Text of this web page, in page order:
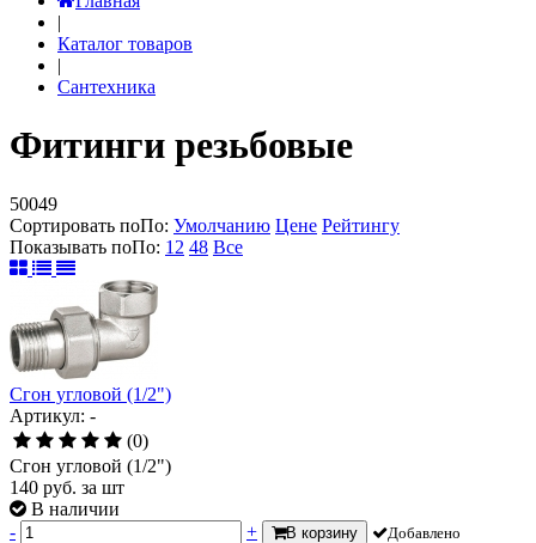
|
Каталог товаров
|
Сантехника
Фитинги резьбовые
50049
Сортировать поПо: Умолчанию Цене Рейтингу
Показывать поПо: 12 48 Все
Сгон угловой (1/2")
Артикул: -
(0)
Сгон угловой (1/2")
140 руб. за шт
В наличии
-
+ В корзину Добавлено